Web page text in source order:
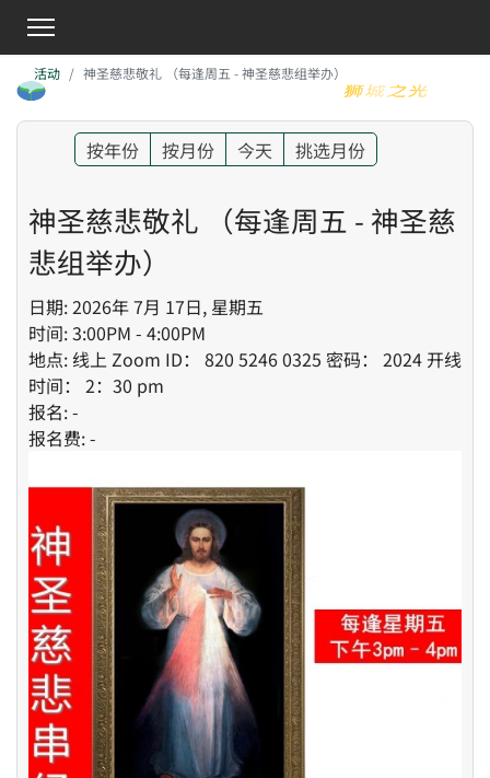
活动 神圣慈悲敬礼 （每逢周五 - 神圣慈悲组举办）
按年份 按月份 今天 挑选月份
神圣慈悲敬礼 （每逢周五 - 神圣慈
悲组举办）
日期: 2026年 7月 17日, 星期五
时间: 3:00PM - 4:00PM
地点: 线上 Zoom ID： 820 5246 0325 密码： 2024 开线
时间： 2：30 pm
报名: -
报名费: -